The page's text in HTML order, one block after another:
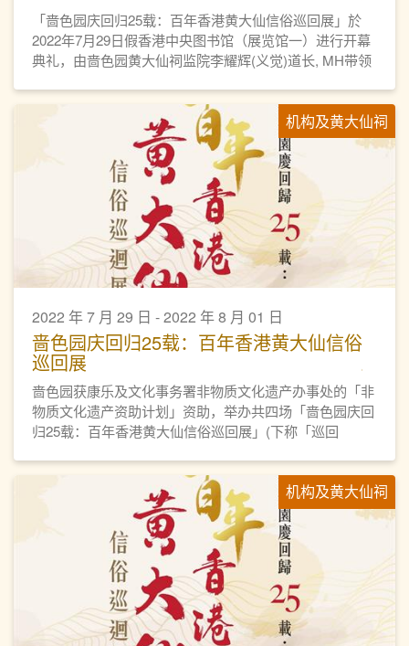
「啬色园庆回归25载：百年香港黄大仙信俗巡回展」於
2022年7月29日假香港中央图书馆（展览馆一）进行开幕
典礼，由啬色园黄大仙祠监院李耀辉(义觉)道长, MH带领
机构及黄大仙祠
2022 年 7 月 29 日 - 2022 年 8 月 01 日
啬色园庆回归25载：百年香港黄大仙信俗
巡回展
啬色园获康乐及文化事务署非物质文化遗产办事处的「非
物质文化遗产资助计划」资助，举办共四场「啬色园庆回
归25载：百年香港黄大仙信俗巡回展」(下称「巡回
机构及黄大仙祠